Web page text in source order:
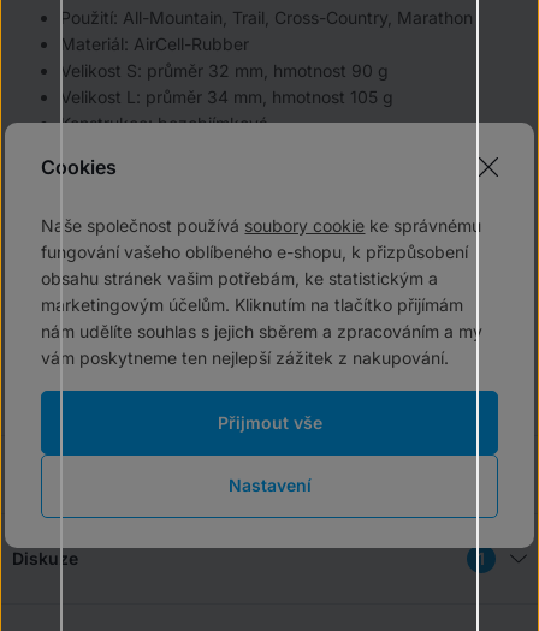
Použití: All-Mountain, Trail, Cross-Country, Marathon
Materiál: AirCell-Rubber
Velikost S: průměr 32 mm, hmotnost 90 g
Velikost L: průměr 34 mm, hmotnost 105 g
Konstrukce: bezobjímková
Diskuze
Cookies
Naše společnost používá soubory cookie ke správnému
fungování vašeho oblíbeného e-shopu, k přizpůsobení
obsahu stránek vašim potřebám, ke statistickým a
marketingovým účelům. Kliknutím na tlačítko přijímám
nám udělíte souhlas s jejich sběrem a zpracováním a my
vám poskytneme ten nejlepší zážitek z nakupování.
Nastavení
Přijmout vše